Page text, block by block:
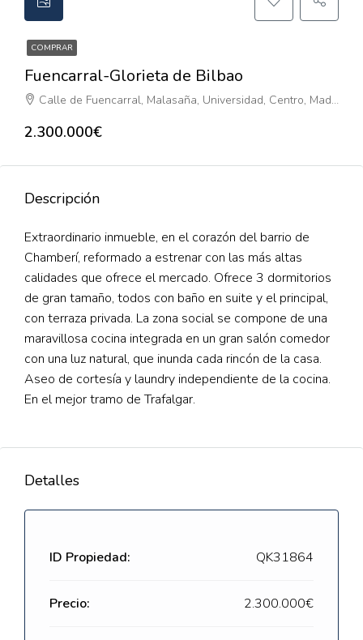
COMPRAR
Fuencarral-Glorieta de Bilbao
Calle de Fuencarral, Malasaña, Universidad, Centro, Madrid, Comunidad de Madrid, 28004, España
2.300.000€
Descripción
Extraordinario inmueble, en el corazón del barrio de
Chamberí, reformado a estrenar con las más altas
calidades que ofrece el mercado. Ofrece 3 dormitorios
de gran tamaño, todos con baño en suite y el principal,
con terraza privada. La zona social se compone de una
maravillosa cocina integrada en un gran salón comedor
con una luz natural, que inunda cada rincón de la casa.
Aseo de cortesía y laundry independiente de la cocina.
En el mejor tramo de Trafalgar.
Detalles
ID Propiedad: QK31864
Precio: 2.300.000€